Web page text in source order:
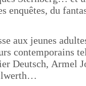
enquêtes, du
aux jeunes
contemporains
Deutsch, Armel